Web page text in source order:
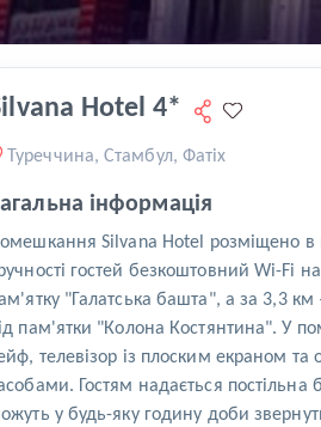
Hotel 4*
Туреччина, Стамбул, Фатіх
інформація
Silvana Hotel розміщено в
гостей безкоштовний Wi-Fi
"Галатська башта", а за 3,3
пам'ятки "Колона Костянтина". У
телевізор із плоским екраном
Гостям надається постільна
у будь-яку годину доби